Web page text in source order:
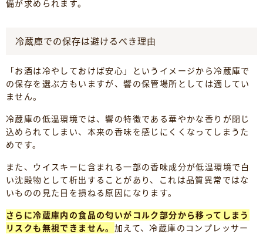
備が求められます。
冷蔵庫での保存は避けるべき理由
「お酒は冷やしておけば安心」というイメージから冷蔵庫で
の保存を選ぶ方もいますが、響の保管場所としては適してい
ません。
冷蔵庫の低温環境では、響の特徴である華やかな香りが閉じ
込められてしまい、本来の香味を感じにくくなってしまうた
めです。
また、ウイスキーに含まれる一部の香味成分が低温環境で白
い沈殿物として析出することがあり、これは品質異常ではな
いものの見た目を損ねる原因になります。
さらに冷蔵庫内の食品の匂いがコルク部分から移ってしまう
リスクも無視できません。 加えて、冷蔵庫のコンプレッサー